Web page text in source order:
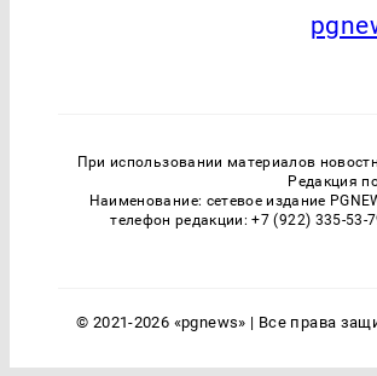
При использовании материалов
Редакция
Наименование: сетевое издание
телефон редакции: +7 (922) 335-
© 2021-2026 «pgnews» | Все права